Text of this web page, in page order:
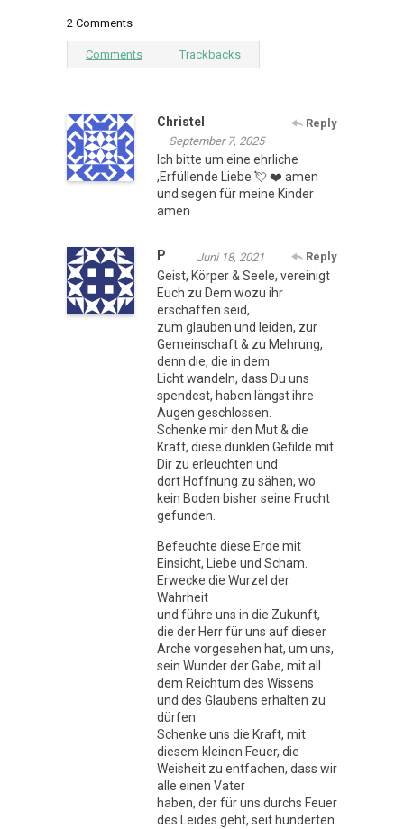
2 Comments
Comments Trackbacks
Christel
Reply
September 7, 2025
Ich bitte um eine ehrliche
,Erfüllende Liebe 💘 ❤️ amen
und segen für meine Kinder
amen
P Reply
Juni 18, 2021
Geist, Körper & Seele, vereinigt
Euch zu Dem wozu ihr
erschaffen seid,
zum glauben und leiden, zur
Gemeinschaft & zu Mehrung,
denn die, die in dem
Licht wandeln, dass Du uns
spendest, haben längst ihre
Augen geschlossen.
Schenke mir den Mut & die
Kraft, diese dunklen Gefilde mit
Dir zu erleuchten und
dort Hoffnung zu sähen, wo
kein Boden bisher seine Frucht
gefunden.
Befeuchte diese Erde mit
Einsicht, Liebe und Scham.
Erwecke die Wurzel der
Wahrheit
und führe uns in die Zukunft,
die der Herr für uns auf dieser
Arche vorgesehen hat, um uns,
sein Wunder der Gabe, mit all
dem Reichtum des Wissens
und des Glaubens erhalten zu
dürfen.
Schenke uns die Kraft, mit
diesem kleinen Feuer, die
Weisheit zu entfachen, dass wir
alle einen Vater
haben, der für uns durchs Feuer
des Leides geht, seit hunderten